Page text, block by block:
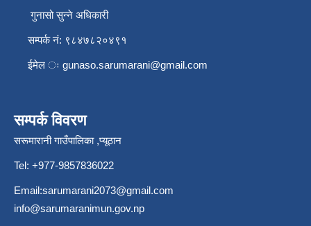
गुनासो सुन्ने अधिकारी
सम्पर्क नं: ९८४७८२०४९१
ईमेल ः gunaso.sarumarani@gmail.com
सम्पर्क विवरण
सरूमारानी गाउँपालिका ,प्यूठान
Tel: +977-9857836022
Email:sarumarani2073@gmail.com
info@sarumaranimun.gov.np